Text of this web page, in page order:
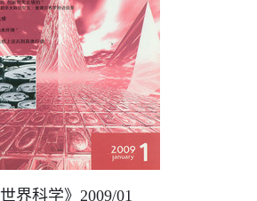
世界科学》2009/01